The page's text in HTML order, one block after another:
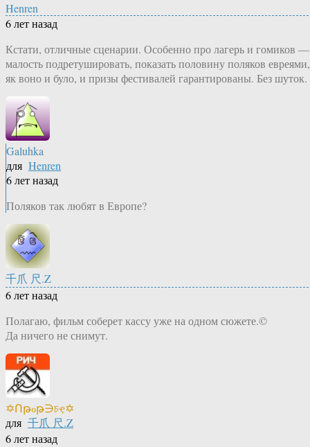
Henren
6 лет назад
Кстати, отличные сценарии. Особенно про лагерь и гомиков —
малость подретушировать, показать половину поляков евреями,
як воно и було, и призы фестивалей гарантированы. Без шуток.
Galuhka
для Henren
6 лет назад
Поляков так любят в Европе?
千爪 尺.Z
6 лет назад
Полагаю, фильм соберет кассу уже на одном сюжете.©
Да ничего не снимут.
✡Ոթℴթ∋চҿ✡
для 千爪 尺.Z
6 лет назад